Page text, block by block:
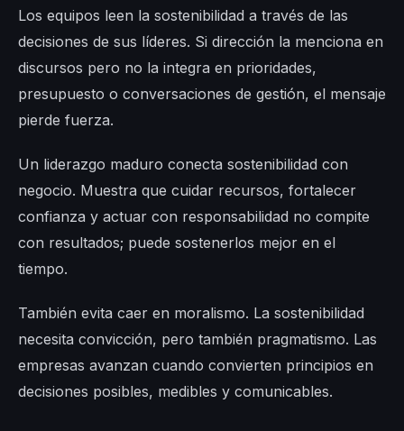
Los equipos leen la sostenibilidad a través de las
decisiones de sus líderes. Si dirección la menciona en
discursos pero no la integra en prioridades,
presupuesto o conversaciones de gestión, el mensaje
pierde fuerza.
Un liderazgo maduro conecta sostenibilidad con
negocio. Muestra que cuidar recursos, fortalecer
confianza y actuar con responsabilidad no compite
con resultados; puede sostenerlos mejor en el
tiempo.
También evita caer en moralismo. La sostenibilidad
necesita convicción, pero también pragmatismo. Las
empresas avanzan cuando convierten principios en
decisiones posibles, medibles y comunicables.